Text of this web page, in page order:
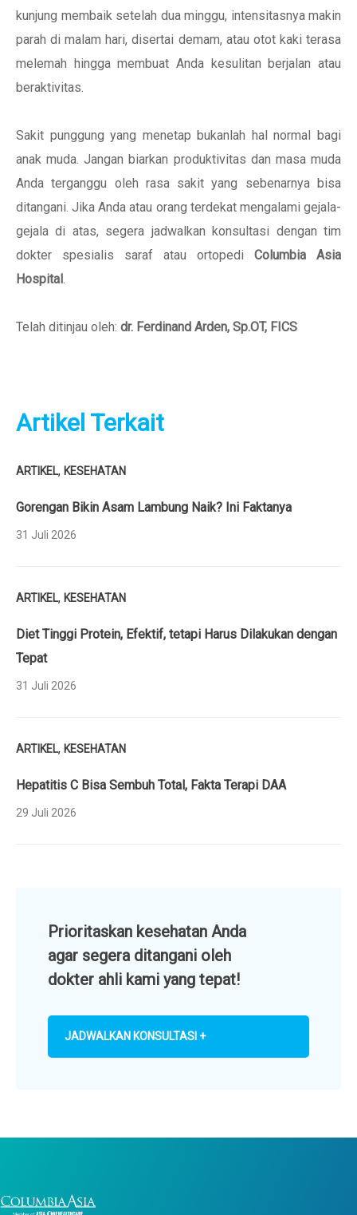
kunjung membaik setelah dua minggu, intensitasnya makin
parah di malam hari, disertai demam, atau otot kaki terasa
melemah hingga membuat Anda kesulitan berjalan atau
beraktivitas.
Sakit punggung yang menetap bukanlah hal normal bagi
anak muda. Jangan biarkan produktivitas dan masa muda
Anda terganggu oleh rasa sakit yang sebenarnya bisa
ditangani. Jika Anda atau orang terdekat mengalami gejala-
gejala di atas, segera jadwalkan konsultasi dengan tim
dokter spesialis saraf atau ortopedi Columbia Asia
Hospital.
Telah ditinjau oleh: dr. Ferdinand Arden, Sp.OT, FICS
Artikel Terkait
ARTIKEL, KESEHATAN
Gorengan Bikin Asam Lambung Naik? Ini Faktanya
31 Juli 2026
ARTIKEL, KESEHATAN
Diet Tinggi Protein, Efektif, tetapi Harus Dilakukan dengan
Tepat
31 Juli 2026
ARTIKEL, KESEHATAN
Hepatitis C Bisa Sembuh Total, Fakta Terapi DAA
29 Juli 2026
Prioritaskan kesehatan Anda
agar segera ditangani oleh
dokter ahli kami yang tepat!
JADWALKAN KONSULTASI +